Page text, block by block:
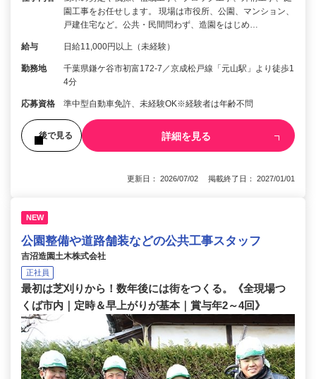
園工事をお任せします。 現場は市役所、公園、マンション、
戸建住宅など。公共・民間問わず、造園をはじめ…
給与 日給11,000円以上（未経験）
勤務地
千葉県鎌ケ谷市初富172-7／京成松戸線「元山駅」より徒歩1
4分
応募資格 準中型自動車免許、未経験OK※経験者は年齢不問
後で見る 詳細を見る
更新日： 2026/07/02 掲載終了日： 2027/01/01
NEW
公園整備や道路舗装などの公共工事スタッフ
吉沼造園土木株式会社
正社員
最初は芝刈りから！数年後には街をつくる。《全現場つ
くば市内｜定時＆早上がりが基本｜賞与年2～4回》